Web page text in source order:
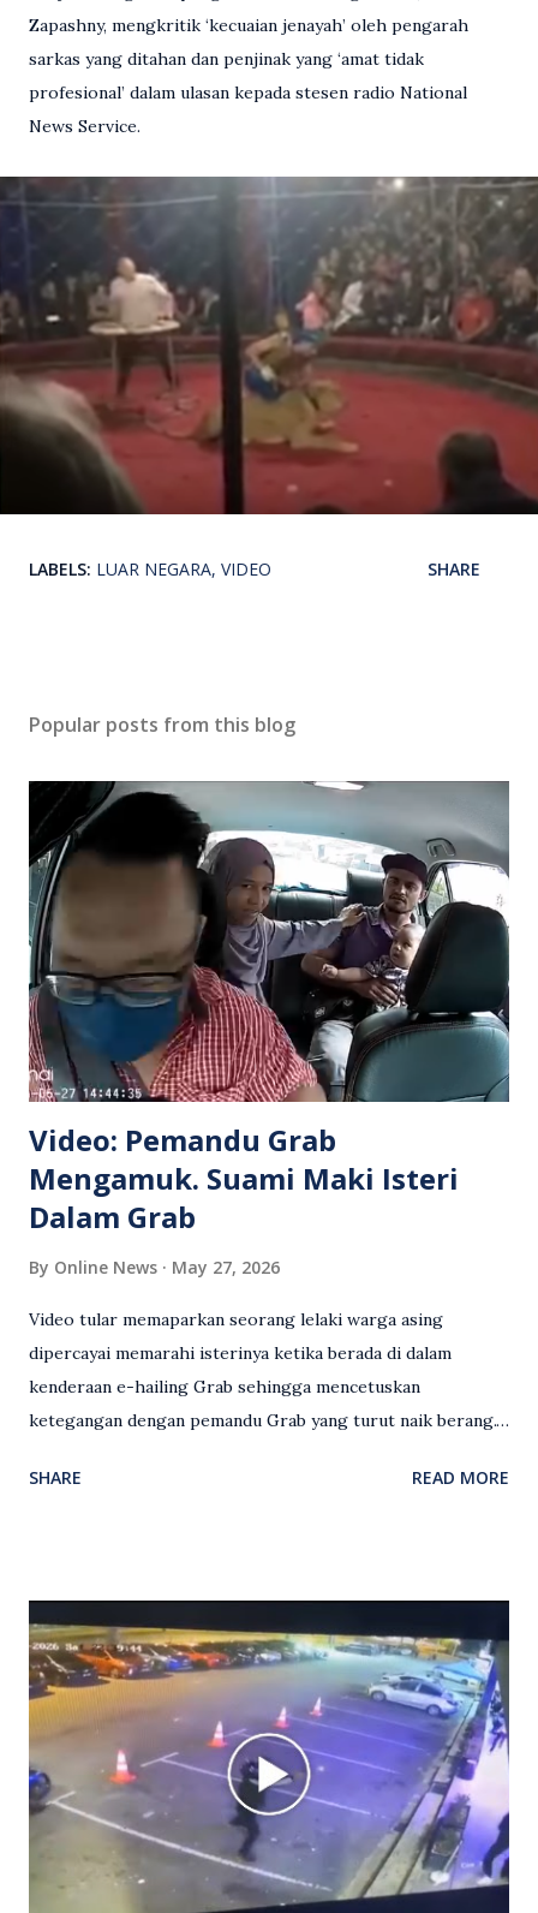
Zapashny, mengkritik ‘kecuaian jenayah’ oleh pengarah
sarkas yang ditahan dan penjinak yang ‘amat tidak
profesional’ dalam ulasan kepada stesen radio National
News Service.
LABELS: LUAR NEGARA VIDEO SHARE
Popular posts from this blog
Video: Pemandu Grab
Mengamuk. Suami Maki Isteri
Dalam Grab
By Online News May 27, 2026
Video tular memaparkan seorang lelaki warga asing
dipercayai memarahi isterinya ketika berada di dalam
kenderaan e-hailing Grab sehingga mencetuskan
ketegangan dengan pemandu Grab yang turut naik berang.
antara seorang lelaki warga asing dengan pemandu Grab
Grab bertindak mempertahankan wanita terbabit sebelum
berlaku pertikaman lidah antara kedua-dua pihak. Video
berkenaan kini tular di media sosial dan mendapat pelbagai
reaksi orang ramai. Antara komen orang awam yang tular di
media sosial mengenai insiden tersebut ialah ramai yang
meluahkan rasa marah terhadap tindakan lelaki berkenaan
serta memuji pemandu Grab kerana campur tangan.
Sebahagian netizen turut meminta pihak berkuasa
mengambil tindakan tegas, manakala ada yang bersimpati
SHARE READ MORE